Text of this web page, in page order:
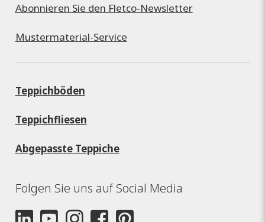
Abonnieren Sie den Fletco-Newsletter
Mustermaterial-Service
Teppichböden
Teppichfliesen
Abgepasste Teppiche
Folgen Sie uns auf Social Media